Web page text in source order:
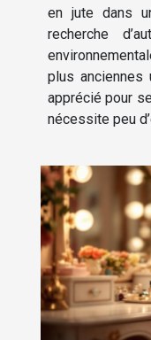
en jute dans
recherche
plus anciennes
apprécié pour
nécessite peu